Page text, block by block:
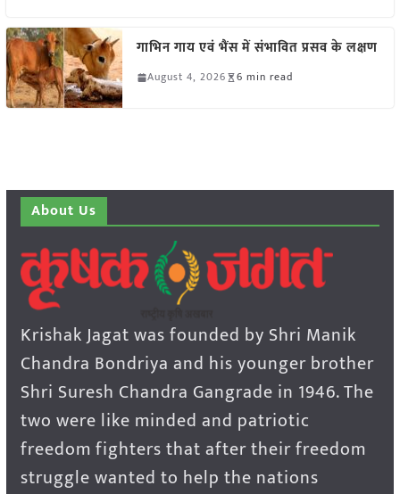
गाभिन गाय एवं भैंस में संभावित प्रसव के लक्षण
August 4, 2026 6 min read
About Us
Krishak Jagat was founded by Shri Manik
Chandra Bondriya and his younger brother
Shri Suresh Chandra Gangrade in 1946. The
two were like minded and patriotic
freedom fighters that after their freedom
struggle wanted to help the nations